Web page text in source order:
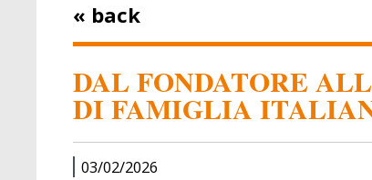
« back
DAL FONDATORE
DI FAMIGLIA
03/02/2026